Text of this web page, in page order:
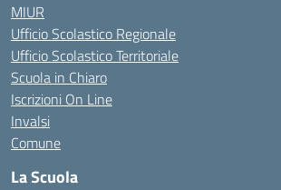
MIUR
Ufficio Scolastico Regionale
Ufficio Scolastico Territoriale
Scuola in Chiaro
Iscrizioni On Line
Invalsi
Comune
La Scuola